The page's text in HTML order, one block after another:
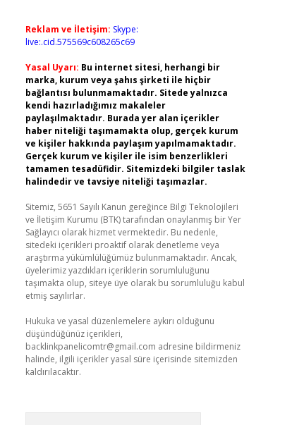
Reklam ve İletişim: Skype:
live:.cid.575569c608265c69
Yasal Uyarı: Bu internet sitesi, herhangi bir
marka, kurum veya şahıs şirketi ile hiçbir
bağlantısı bulunmamaktadır. Sitede yalnızca
kendi hazırladığımız makaleler
paylaşılmaktadır. Burada yer alan içerikler
haber niteliği taşımamakta olup, gerçek kurum
ve kişiler hakkında paylaşım yapılmamaktadır.
Gerçek kurum ve kişiler ile isim benzerlikleri
tamamen tesadüfidir. Sitemizdeki bilgiler taslak
halindedir ve tavsiye niteliği taşımazlar.
Sitemiz, 5651 Sayılı Kanun gereğince Bilgi Teknolojileri
ve İletişim Kurumu (BTK) tarafından onaylanmış bir Yer
Sağlayıcı olarak hizmet vermektedir. Bu nedenle,
sitedeki içerikleri proaktif olarak denetleme veya
araştırma yükümlülüğümüz bulunmamaktadır. Ancak,
üyelerimiz yazdıkları içeriklerin sorumluluğunu
taşımakta olup, siteye üye olarak bu sorumluluğu kabul
etmiş sayılırlar.
Hukuka ve yasal düzenlemelere aykırı olduğunu
düşündüğünüz içerikleri,
backlinkpanelicomtr@gmail.com adresine bildirmeniz
halinde, ilgili içerikler yasal süre içerisinde sitemizden
kaldırılacaktır.